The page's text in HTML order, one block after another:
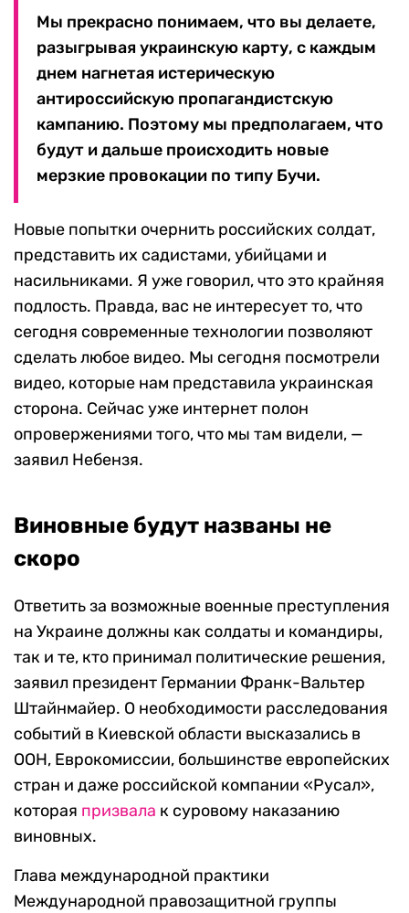
Мы прекрасно понимаем, что вы делаете,
разыгрывая украинскую карту, с каждым
днем нагнетая истерическую
антироссийскую пропагандистскую
кампанию. Поэтому мы предполагаем, что
будут и дальше происходить новые
мерзкие провокации по типу Бучи.
Новые попытки очернить российских солдат,
представить их садистами, убийцами и
насильниками. Я уже говорил, что это крайняя
подлость. Правда, вас не интересует то, что
сегодня современные технологии позволяют
сделать любое видео. Мы сегодня посмотрели
видео, которые нам представила украинская
сторона. Сейчас уже интернет полон
опровержениями того, что мы там видели, —
заявил Небензя.
Виновные будут названы не
скоро
Ответить за возможные военные преступления
на Украине должны как солдаты и командиры,
так и те, кто принимал политические решения,
заявил президент Германии Франк-Вальтер
Штайнмайер. О необходимости расследования
событий в Киевской области высказались в
ООН, Еврокомиссии, большинстве европейских
стран и даже российской компании «Русал»,
которая призвала к суровому наказанию
виновных.
Глава международной практики
Международной правозащитной группы